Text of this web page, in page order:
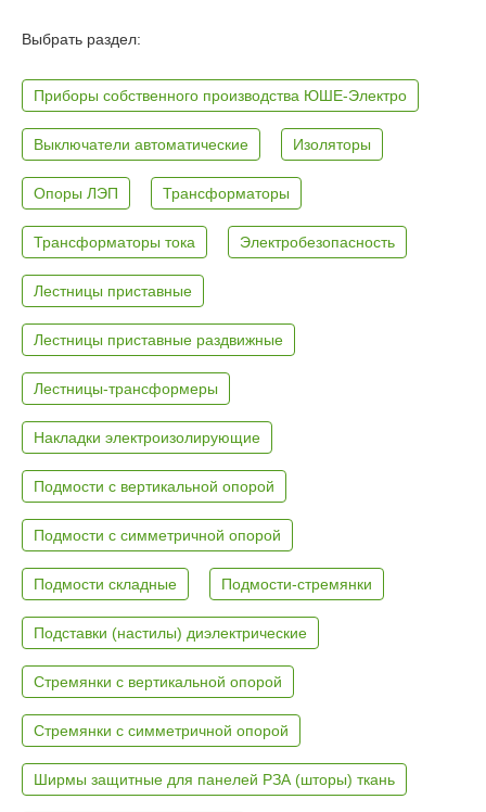
Выбрать раздел:
Приборы собственного производства ЮШЕ-Электро
Выключатели автоматические Изоляторы
Опоры ЛЭП Трансформаторы
Трансформаторы тока Электробезопасность
Лестницы приставные
Лестницы приставные раздвижные
Лестницы-трансформеры
Накладки электроизолирующие
Подмости с вертикальной опорой
Подмости с симметричной опорой
Подмости складные Подмости-стремянки
Подставки (настилы) диэлектрические
Стремянки с вертикальной опорой
Стремянки с симметричной опорой
Ширмы защитные для панелей РЗА (шторы) ткань